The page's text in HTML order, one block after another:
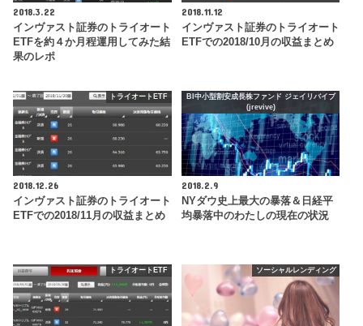
2018.3.22
インヴァスト証券のトライオート
ETFを約４か月程運用してみた結
果のレポ
2018.11.12
インヴァスト証券のトライオート
ETFでの2018/10月の収益まとめ
トライオートETF
2018.12.26
インヴァスト証券のトライオート
ETFでの2018/11月の収益まとめ
BI中小型割安成長株ファンド ジェイリバイブ
(jrevive)
2018.2.9
NYダウ史上最大の暴落＆日経平
均暴落中のわたしの現在の状況
トライオートETF ソーシャルレンディング